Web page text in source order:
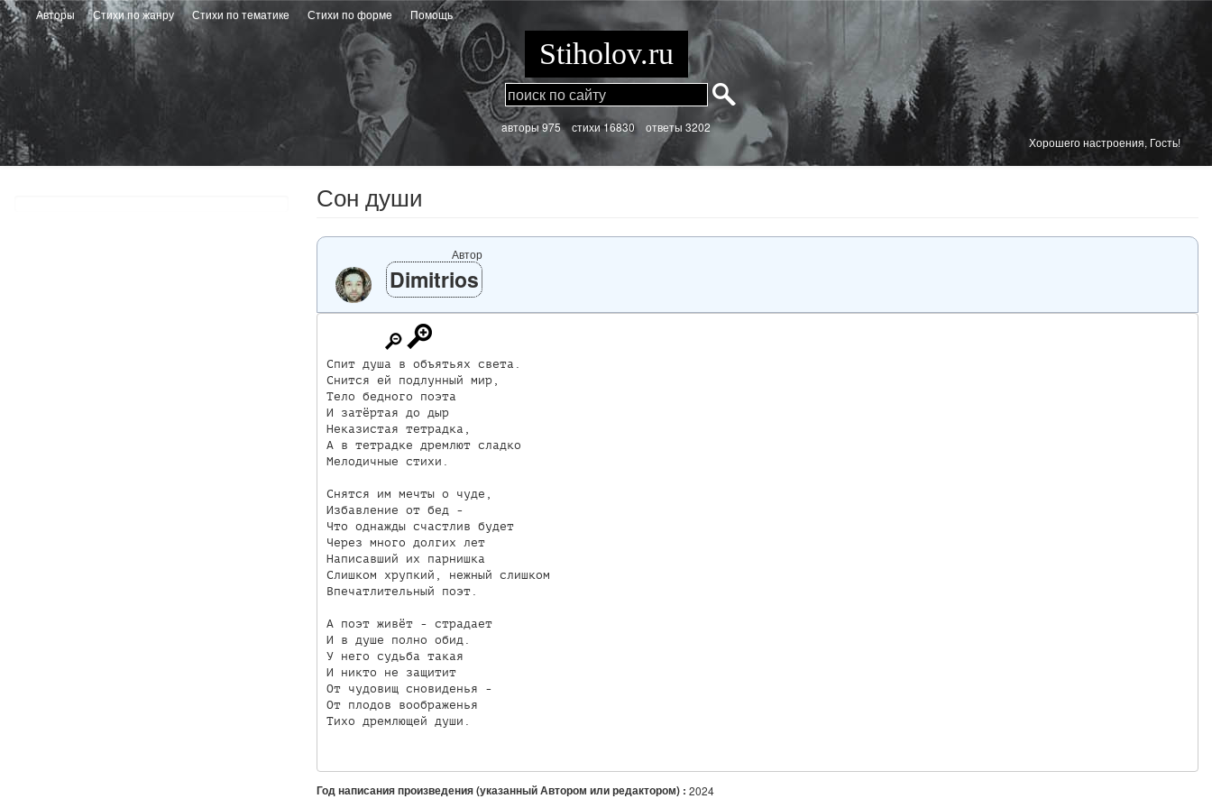
Перейти
к
основному
содержанию
Авторы Стихи по жанру Стихи по тематике Стихи по форме Помощь
Stiholov.ru
aвторы 975 стихи16830 ответы 3202
Хорошего настроения, Гость!
Сон души
Автор
Dimitrios
Спит душа в объятьях света.
Снится ей подлунный мир,
Тело бедного поэта
И затёртая до дыр
Неказистая тетрадка,
А в тетрадке дремлют сладко
Мелодичные стихи.
Снятся им мечты о чуде,
Избавление от бед -
Что однажды счастлив будет
Через много долгих лет
Написавший их парнишка
Слишком хрупкий, нежный слишком
Впечатлительный поэт.
А поэт живёт - страдает
И в душе полно обид.
У него судьба такая
И никто не защитит
От чудовищ сновиденья -
От плодов воображенья
Тихо дремлющей души.
Год написания произведения (указанный Автором или редактором) : 2024